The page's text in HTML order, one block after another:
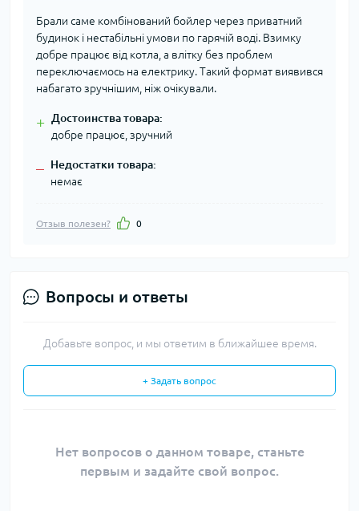
Брали саме комбінований бойлер через приватний
будинок і нестабільні умови по гарячій воді. Взимку
добре працює від котла, а влітку без проблем
переключаємось на електрику. Такий формат виявився
набагато зручнішим, ніж очікували.
+ Достоинства товара:
добре працює, зручний
– Недостатки товара:
немає
Отзыв полезен? 0
Вопросы и ответы
Добавьте вопрос, и мы ответим в ближайшее время.
+ Задать вопрос
Нет вопросов о данном товаре, станьте
первым и задайте свой вопрос.